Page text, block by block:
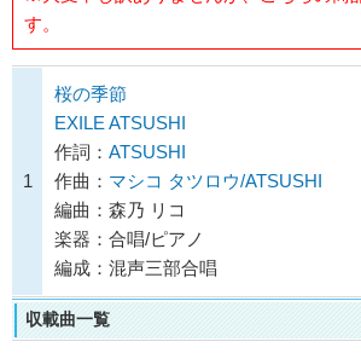
す。
1
桜の季節
EXILE ATSUSHI
作詞： ATSUSHI
作曲： マシコ タツロウ/ATSUSHI
編曲：森乃 リコ
楽器：合唱/ピアノ
編成：混声三部合唱
収載曲一覧